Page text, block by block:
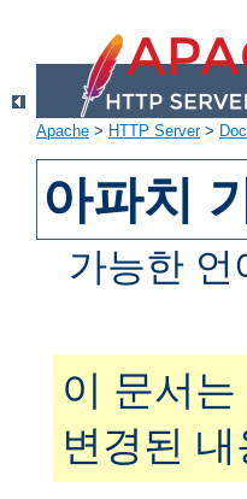
Apache > HTTP Server>
아파치
가능한 언
이 문서
변경된